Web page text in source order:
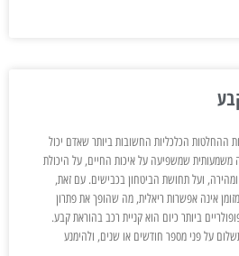
ההחלטות הכלכליות החשובות ביותר שאדם יכול
שמשפיעה על איכות החיים, על היכולת
ועל תחושת הביטחון בכבישים. עם זאת,
אינה אפשרות ריאלית, מה שהופך את פתרון
ביותר כיום הוא קניית רכב בהוראת קבע.
על פני מספר חודשים או שנים, ולהימנע